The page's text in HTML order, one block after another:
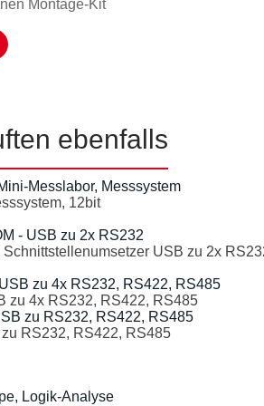
Montage-Kit
ebenfalls
12bit
USB zu 2x
zu 4x RS232, RS422, RS485
RS232, RS422, RS485
Logik-Analyse